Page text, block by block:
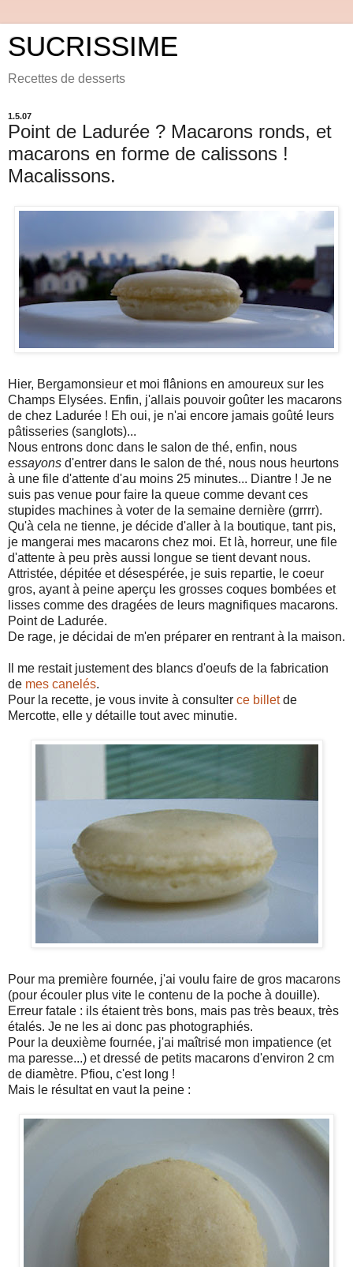
SUCRISSIME
Recettes de desserts
1.5.07
Point de Ladurée ? Macarons ronds, et
macarons en forme de calissons !
Macalissons.
Hier, Bergamonsieur et moi flânions en amoureux sur les
Champs Elysées. Enfin, j'allais pouvoir goûter les macarons
de chez Ladurée ! Eh oui, je n'ai encore jamais goûté leurs
pâtisseries (sanglots)...
Nous entrons donc dans le salon de thé, enfin, nous
essayons d'entrer dans le salon de thé, nous nous heurtons
à une file d'attente d'au moins 25 minutes... Diantre ! Je ne
suis pas venue pour faire la queue comme devant ces
stupides machines à voter de la semaine dernière (grrrr).
Qu'à cela ne tienne, je décide d'aller à la boutique, tant pis,
je mangerai mes macarons chez moi. Et là, horreur, une file
d'attente à peu près aussi longue se tient devant nous.
Attristée, dépitée et désespérée, je suis repartie, le coeur
gros, ayant à peine aperçu les grosses coques bombées et
lisses comme des dragées de leurs magnifiques macarons.
Point de Ladurée.
De rage, je décidai de m'en préparer en rentrant à la maison.
Il me restait justement des blancs d'oeufs de la fabrication
de mes canelés.
Pour la recette, je vous invite à consulter ce billetde
Mercotte, elle y détaille tout avec minutie.
Pour ma première fournée, j'ai voulu faire de gros macarons
(pour écouler plus vite le contenu de la poche à douille).
Erreur fatale : ils étaient très bons, mais pas très beaux, très
étalés. Je ne les ai donc pas photographiés.
Pour la deuxième fournée, j'ai maîtrisé mon impatience (et
ma paresse...) et dressé de petits macarons d'environ 2 cm
de diamètre. Pfiou, c'est long !
Mais le résultat en vaut la peine :